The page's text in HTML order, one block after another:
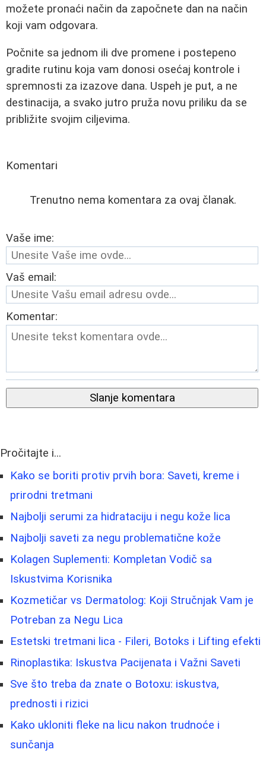
možete pronaći način da započnete dan na način
koji vam odgovara.
Počnite sa jednom ili dve promene i postepeno
gradite rutinu koja vam donosi osećaj kontrole i
spremnosti za izazove dana. Uspeh je put, a ne
destinacija, a svako jutro pruža novu priliku da se
približite svojim ciljevima.
Komentari
Trenutno nema komentara za ovaj članak.
Vaše ime:
Vaš email:
Komentar:
Slanje komentara
Pročitajte i...
Kako se boriti protiv prvih bora: Saveti, kreme i
prirodni tretmani
Najbolji serumi za hidrataciju i negu kože lica
Najbolji saveti za negu problematične kože
Kolagen Suplementi: Kompletan Vodič sa
Iskustvima Korisnika
Kozmetičar vs Dermatolog: Koji Stručnjak Vam je
Potreban za Negu Lica
Estetski tretmani lica - Fileri, Botoks i Lifting efekti
Rinoplastika: Iskustva Pacijenata i Važni Saveti
Sve što treba da znate o Botoxu: iskustva,
prednosti i rizici
Kako ukloniti fleke na licu nakon trudnoće i
sunčanja